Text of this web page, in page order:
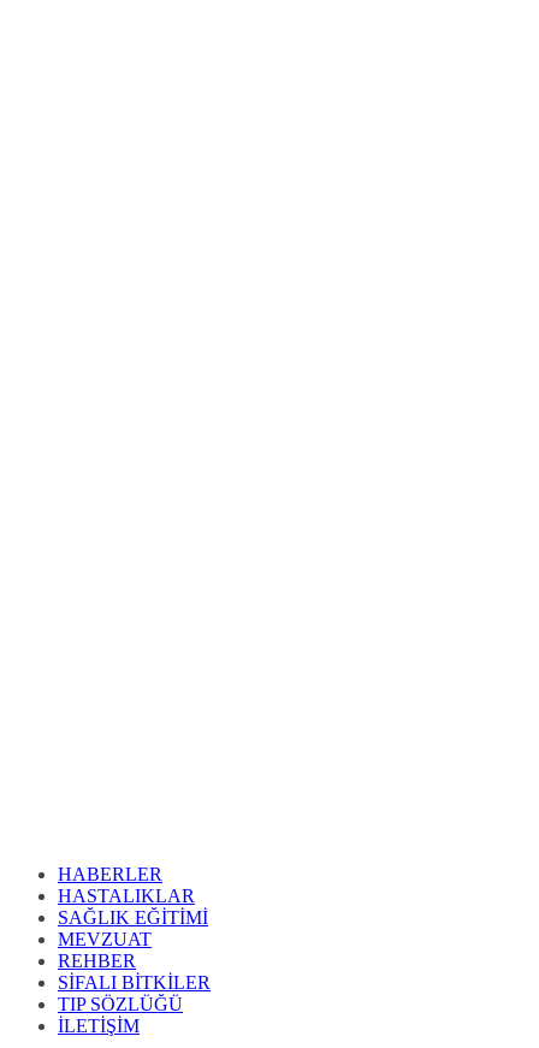
HABERLER
HASTALIKLAR
SAĞLIK EĞİTİMİ
MEVZUAT
REHBER
SİFALI BİTKİLER
TIP SÖZLÜĞÜ
İLETİŞİM